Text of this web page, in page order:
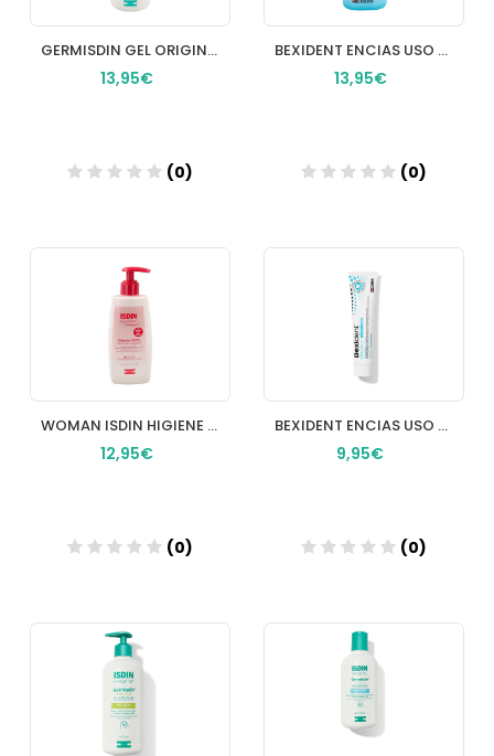
GERMISDIN GEL ORIGINAL 1000 ML
13,95€
(0)
BEXIDENT ENCIAS USO DIARIO COLUTORIO TRICLOSAN 1 ENVASE 500 ML
13,95€
(0)
WOMAN ISDIN HIGIENE INTIMA 1 ENVASE 200 ml
12,95€
(0)
Añadir
BEXIDENT ENCIAS USO DIARIO PASTA DENTAL TRICLOSAN 1 ENVASE 125 ML
9,95€
(0)
Añadir